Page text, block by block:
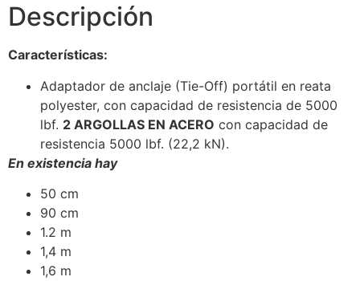
Descripción
Características:
Adaptador de anclaje (Tie-Off) portátil en reata
polyester, con capacidad de resistencia de 5000
lbf. 2 ARGOLLAS EN ACERO con capacidad de
resistencia 5000 lbf. (22,2 kN).
En existencia hay
50 cm
90 cm
1.2 m
1,4 m
1,6 m